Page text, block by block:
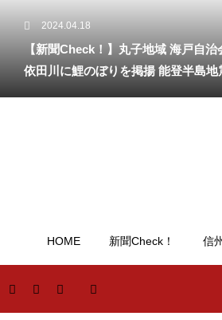
2024.04.18
【新聞Check！】丸子地域 海戸自治
依田川に鯉のぼりを掲揚 能登半島地
HOME 新聞Check！ 信